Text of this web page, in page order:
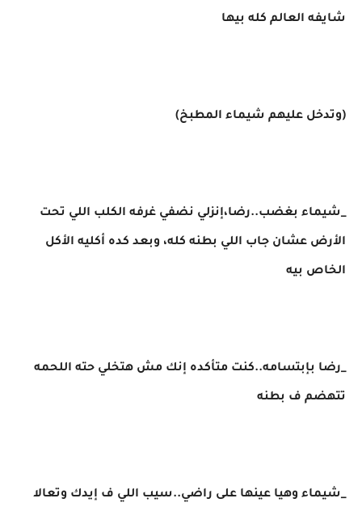
شايفه العالم كله بيها
(وتدخل عليهم شيماء المطبخ)
_شيماء بغضب..رضا،إنزلي نضفي غرفه الكلب اللي تحت
الأرض عشان جاب اللي بطنه كله، وبعد كده أكليه الأكل
الخاص بيه
_رضا بإبتسامه..كنت متأكده إنك مش هتخلي حته اللحمه
تتهضم ف بطنه
_شيماء وهيا عينها على راضي..سيب اللي ف إيدك وتعالا